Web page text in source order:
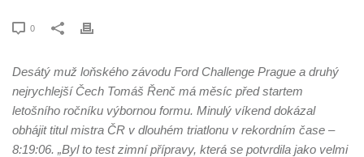
0
Desátý muž loňského závodu Ford Challenge Prague a druhý
nejrychlejší Čech Tomáš Řenč má měsíc před startem
letošního ročníku výbornou formu. Minulý víkend dokázal
obhájit titul mistra ČR v dlouhém triatlonu v rekordním čase –
8:19:06. „Byl to test zimní přípravy, která se potvrdila jako velmi